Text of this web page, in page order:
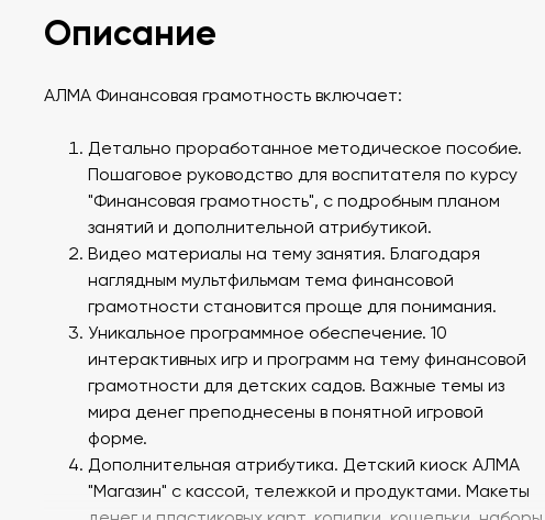
Описание
АЛМА Финансовая грамотность включает:
Детально проработанное методическое пособие.
Пошаговое руководство для воспитателя по курсу
"Финансовая грамотность", с подробным планом
занятий и дополнительной атрибутикой.
Видео материалы на тему занятия. Благодаря
наглядным мультфильмам тема финансовой
грамотности становится проще для понимания.
Уникальное программное обеспечение. 10
интерактивных игр и программ на тему финансовой
грамотности для детских садов. Важные темы из
мира денег преподнесены в понятной игровой
форме.
Дополнительная атрибутика. Детский киоск АЛМА
"Магазин" с кассой, тележкой и продуктами. Макеты